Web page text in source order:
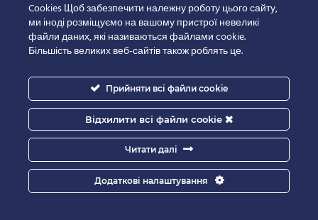
Good-IT.com.ua for Biolights - All rights reserved.
Cookies Щоб забезпечити належну роботу цього сайту,
ми іноді розміщуємо на вашому пристрої невеликі
файли даних, які називаються файлами cookie.
Більшість великих веб-сайтів також роблять це.
Прийняти всі файли cookie
Відхилити всі файли cookie
Читати далі
Додаткові налаштування